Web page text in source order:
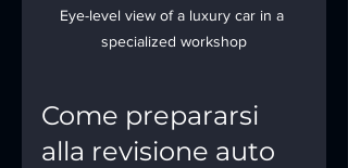
Eye-level view of a luxury car in a
specialized workshop
Come prepararsi
alla revisione auto